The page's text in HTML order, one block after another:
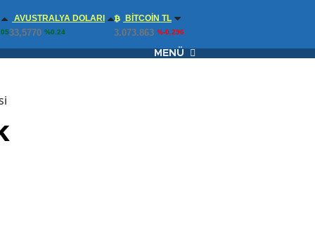
AVUSTRALYA DOLARI
33,5770 %0.24
BITCOIN TL
3.073.863 %-0.296
MENÜ